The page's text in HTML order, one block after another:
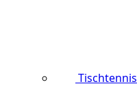
Tischtennis